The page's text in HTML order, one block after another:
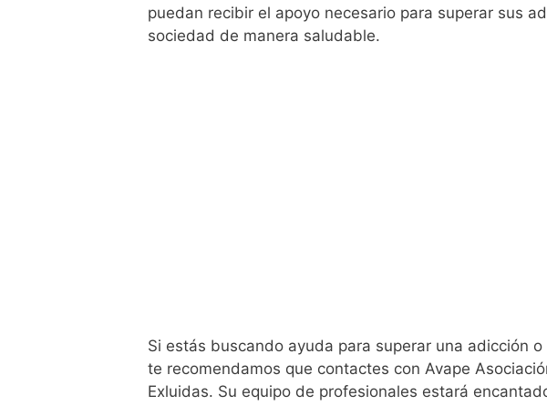
puedan recibir el apoyo necesario para superar sus
sociedad de manera saludable.
Si estás buscando ayuda para superar una adicción
te recomendamos que contactes con Avape
Exluidas. Su equipo de profesionales estará